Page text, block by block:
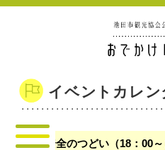
イベントカレン
市民安全のつどい（18：00～